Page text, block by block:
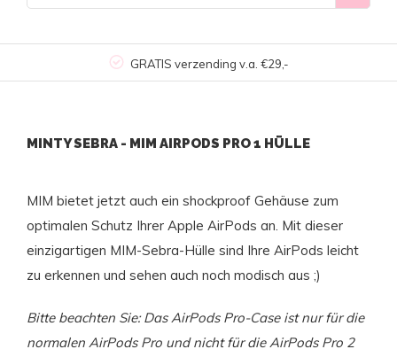
GRATIS verzending v.a. €29,-
MINTY SEBRA - MIM AIRPODS PRO 1 HÜLLE
MIM bietet jetzt auch ein shockproof Gehäuse zum
optimalen Schutz Ihrer Apple AirPods an. Mit dieser
einzigartigen MIM-Sebra-Hülle sind Ihre AirPods leicht
zu erkennen und sehen auch noch modisch aus ;)
Bitte beachten Sie: Das AirPods Pro-Case ist nur für die
normalen AirPods Pro und nicht für die AirPods Pro 2